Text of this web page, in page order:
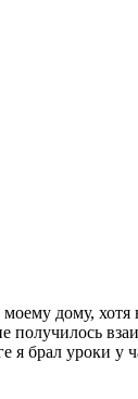
дому,
получилось
я брал уроки у